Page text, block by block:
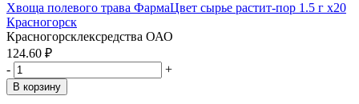
Хвоща полевого трава ФармаЦвет сырье растит-пор 1.5 г x20
Красногорск
Красногорсклексредства ОАО
124.60 ₽
-
+
В корзину